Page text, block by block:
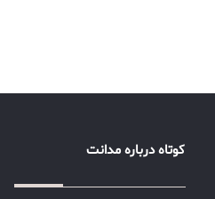
کوتاه درباره مدانت